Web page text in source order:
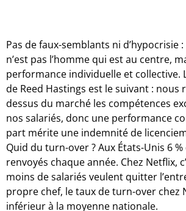
Pas de faux-semblants ni d’hypocrisie
n’est pas l’homme qui est au centre,
performance individuelle et collective.
de Reed Hastings est le suivant : nous
dessus du marché les compétences
nos salariés, donc une performance
part mérite une indemnité de
Quid du turn-over ? Aux États-Unis 6
renvoyés chaque année. Chez Netflix,
moins de salariés veulent quitter
propre chef, le taux de turn-over chez
inférieur à la moyenne nationale.